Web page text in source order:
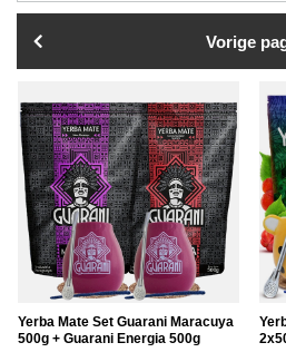
Vorige
Yerba Mate Set Guarani Maracuya
500g + Guarani Energia 500g